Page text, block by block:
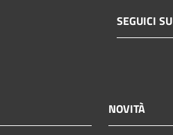
SEGUICI SU
NOVITÀ